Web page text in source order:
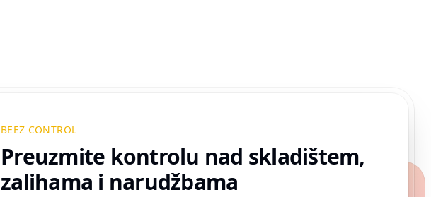
BEEZ CONTROL
Preuzmite kontrolu nad skladištem,
zalihama i narudžbama